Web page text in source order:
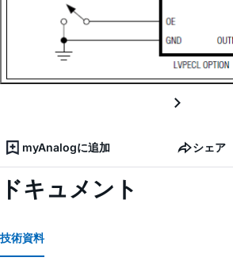
myAnalogに追加 シェア
ドキュメント
技術資料